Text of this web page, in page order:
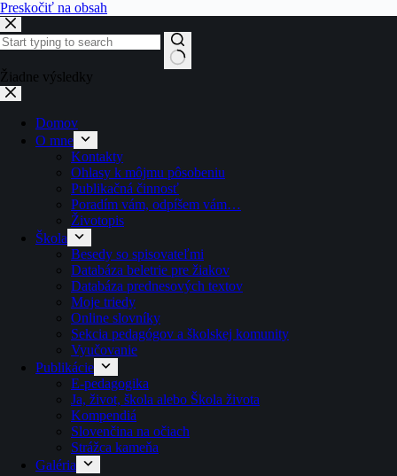
Preskočiť na obsah
Žiadne výsledky
Domov
O mne
Kontakty
Ohlasy k môjmu pôsobeniu
Publikačná činnosť
Poradím vám, odpíšem vám…
Životopis
Škola
Besedy so spisovateľmi
Databáza beletrie pre žiakov
Databáza prednesových textov
Moje triedy
Online slovníky
Sekcia pedagógov a školskej komunity
Vyučovanie
Publikácie
E-pedagogika
Ja, život, škola alebo Škola života
Kompendiá
Slovenčina na očiach
Strážca kameňa
Galéria